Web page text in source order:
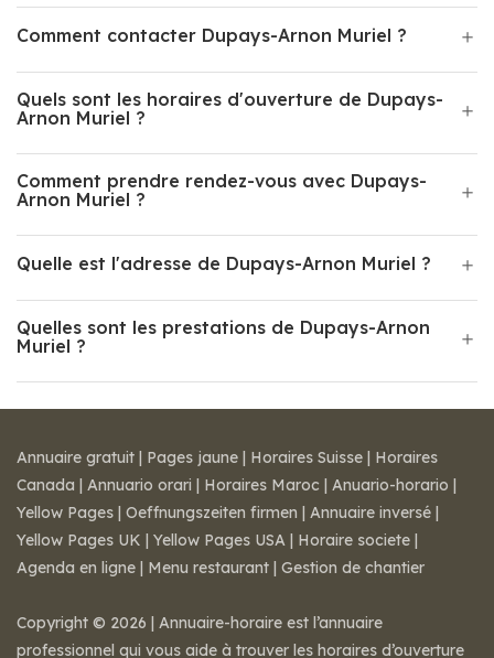
Comment contacter Dupays-Arnon Muriel ?
Quels sont les horaires d'ouverture de Dupays-
Arnon Muriel ?
Comment prendre rendez-vous avec Dupays-
Arnon Muriel ?
Quelle est l'adresse de Dupays-Arnon Muriel ?
Quelles sont les prestations de Dupays-Arnon
Muriel ?
Annuaire gratuit | Pages jaune | Horaires Suisse | Horaires
Canada | Annuario orari | Horaires Maroc | Anuario-horario |
Yellow Pages | Oeffnungszeiten firmen | Annuaire inversé |
Yellow Pages UK | Yellow Pages USA | Horaire societe |
Agenda en ligne | Menu restaurant | Gestion de chantier
Copyright © 2026 | Annuaire-horaire est l’annuaire
professionnel qui vous aide à trouver les horaires d’ouverture